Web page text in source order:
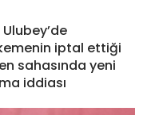
iptal ettiği
sahasında yeni
iddiası